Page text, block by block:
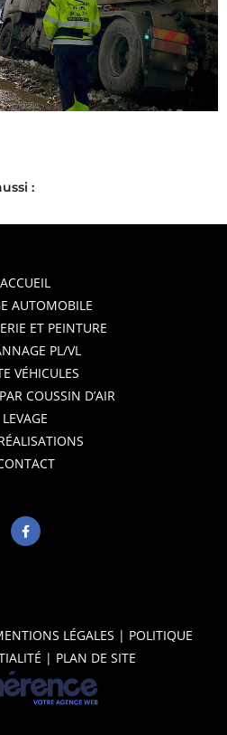
:
ACCUEIL
AUTOMOBILE
ET PEINTURE
PL/VL
VÉHICULES
COUSSIN D’AIR
LEVAGE
LÉGALES | POLITIQUE
| PLAN DE SITE